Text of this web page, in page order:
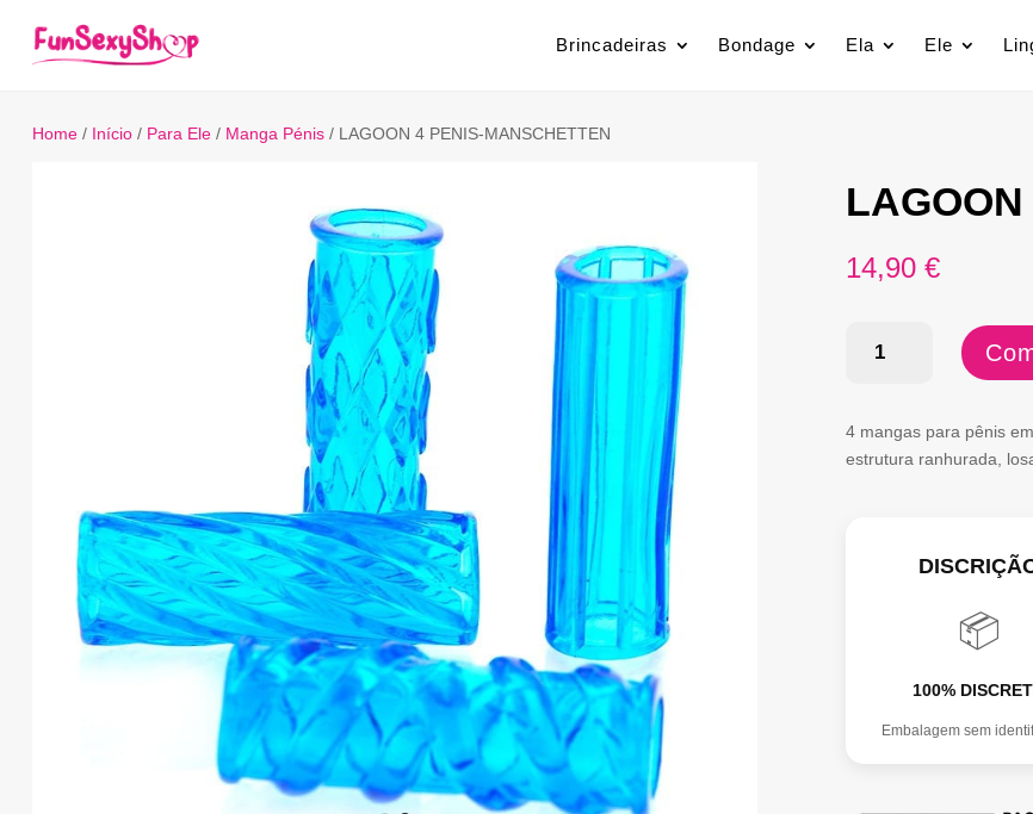
Brincadeiras Bondage Ela Ele
Home/ Início/ Para Ele/ Manga Pénis/ LAGOON 4 PENIS-MANSCHETTEN
14,90 €
4
4 mangas para pênis
estrutura ranhurada,
📦
100%
Embalagem sem